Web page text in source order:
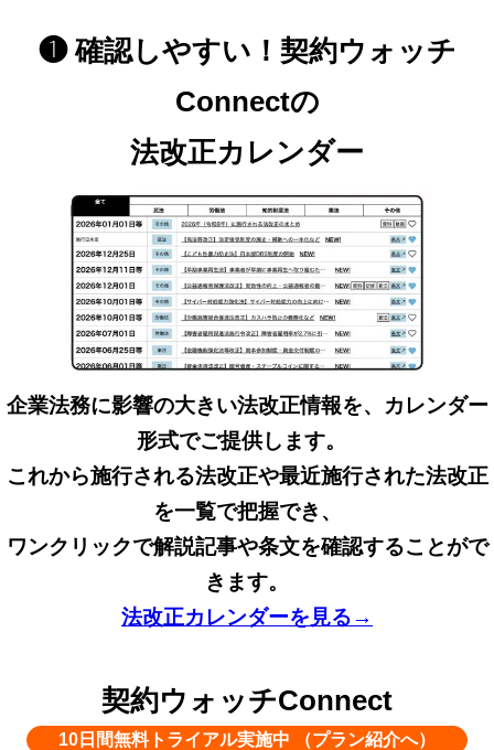
❶ 確認しやすい！契約ウォッチ
Connectの
法改正カレンダー
企業法務に影響の大きい法改正情報を、カレンダー
形式でご提供します。
これから施行される法改正や最近施行された法改正
を一覧で把握でき、
ワンクリックで解説記事や条文を確認することがで
きます。
法改正カレンダーを見る→
契約ウォッチConnect
10日間無料トライアル実施中 （プラン紹介へ）